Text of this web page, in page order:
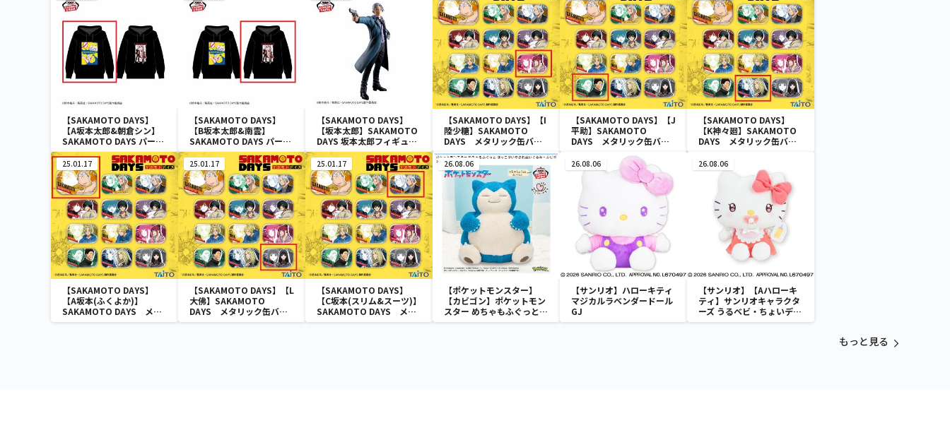
【SAKAMOTO DAYS】
【A坂本太郎&朝倉シン】
SAKAMOTO DAYS パーカ
ー
【SAKAMOTO DAYS】
【B坂本太郎&南雲】
SAKAMOTO DAYS パーカ
ー
【SAKAMOTO DAYS】
【坂本太郎】SAKAMOTO
DAYS 坂本太郎フィギュア-
その店長、元・伝説の殺し
屋-
【SAKAMOTO DAYS】【I
陸少糖】SAKAMOTO
DAYS メタリック缶バッ
ジ
【SAKAMOTO DAYS】【J
平助】SAKAMOTO
DAYS メタリック缶バッ
【SAKAMOTO DAYS】
【K神々廻】SAKAMOTO
DAYS メタリック缶バッ
25.01.17
【SAKAMOTO DAYS】
【A坂本(ふくよか)】
SAKAMOTO DAYS メタ
リック缶バッジ
25.01.17
【SAKAMOTO DAYS】【L
大佛】SAKAMOTO
DAYS メタリック缶バッ
ジ
25.01.17
【SAKAMOTO DAYS】
【C坂本(スリム&スーツ)】
SAKAMOTO DAYS メタ
リック缶バッジ
26.08.06
【ポケットモンスター】
【カビゴン】ポケットモン
スター めちゃもふぐっと
ほっこりいやされぬいぐる
26.08.06
【サンリオ】ハローキティ
マジカルラベンダードール
GJ
26.08.06
【サンリオ】【Aハローキ
ティ】サンリオキャラクタ
ーズ うるベビ・ちょいデカ
ドール
もっと見る